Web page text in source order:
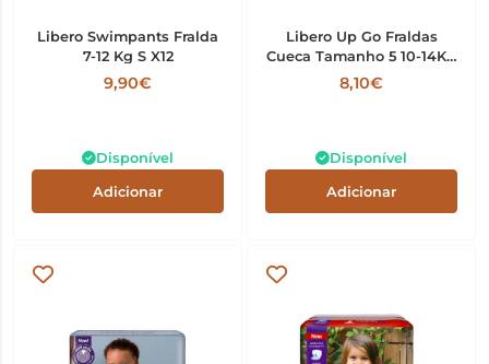
Libero Swimpants Fralda
7-12 Kg S X12
9,90€
Disponível
Adicionar
Libero Up Go Fraldas
Cueca Tamanho 5 10-14Kg
x20
8,10€
Disponível
Adicionar